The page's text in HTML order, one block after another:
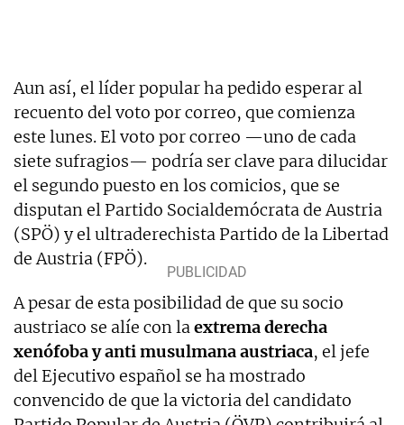
Aun así, el líder popular ha pedido esperar al
recuento del voto por correo, que comienza
este lunes. El voto por correo —uno de cada
siete sufragios— podría ser clave para dilucidar
el segundo puesto en los comicios, que se
disputan el Partido Socialdemócrata de Austria
(SPÖ) y el ultraderechista Partido de la Libertad
de Austria (FPÖ).
A pesar de esta posibilidad de que su socio
austriaco se alíe con laextrema derecha
xenófoba y anti musulmana austriaca, el jefe
del Ejecutivo español se ha mostrado
convencido de que la victoria del candidato